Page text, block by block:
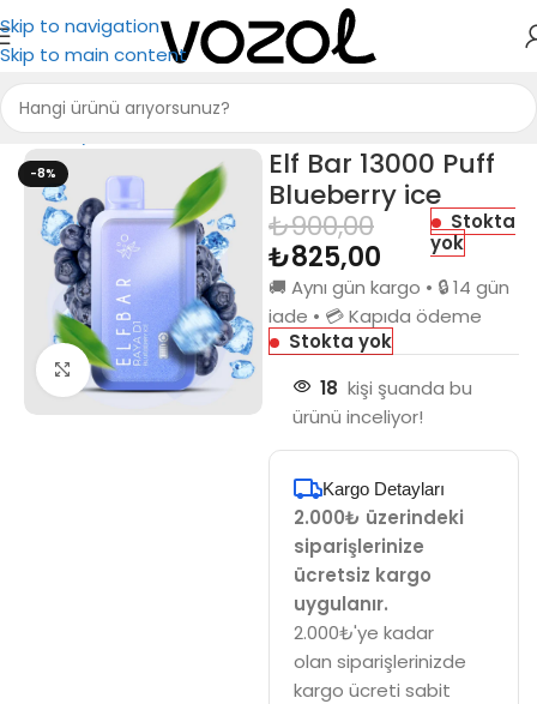
Skip to navigation
Skip to main content
Ana Sayfa Elf Bar Elf Bar 13000 Puff RAYA D1
-8%
Büyütmek için tıkla
Elf Bar 13000 Puff
Blueberry ice
₺900,00
₺825,00
Stokta
yok
🚚 Aynı gün kargo • 🔒 14 gün
iade • 💳 Kapıda ödeme
Stokta yok
18 kişi şuanda bu
ürünü inceliyor!
Kargo Detayları
2.000₺ üzerindeki
siparişlerinize
ücretsiz kargo
uygulanır.
2.000₺'ye kadar
olan siparişlerinizde
kargo ücreti sabit